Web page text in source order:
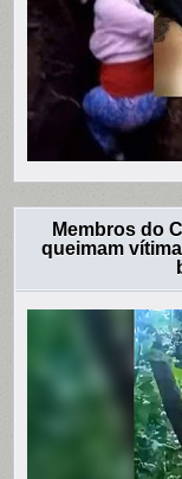
Membros do
queimam